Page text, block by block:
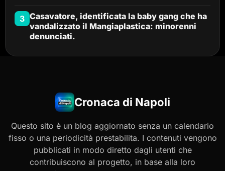
3 Casavatore, identificata la baby gang che ha
vandalizzato il Mangiaplastica: minorenni
denunciati.
Cronaca di Napoli
Questo sito è un blog aggiornato senza un calendario
fisso o una periodicità prestabilita. I contenuti vengono
pubblicati in modo diretto dagli utenti che
contribuiscono al progetto, in base alla loro